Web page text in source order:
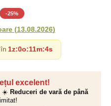
excelent!
☀️ Reduceri de vară de până
-25%
(13.08.2026)
1z:0o:11m:3s